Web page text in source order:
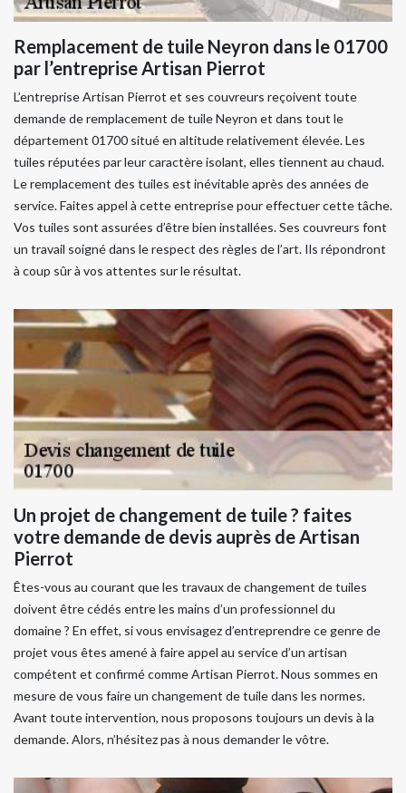
Remplacement de tuile Neyron dans le 01700
par l’entreprise Artisan Pierrot
L’entreprise Artisan Pierrot et ses couvreurs reçoivent toute
demande de remplacement de tuile Neyron et dans tout le
département 01700 situé en altitude relativement élevée. Les
tuiles réputées par leur caractère isolant, elles tiennent au chaud.
Le remplacement des tuiles est inévitable après des années de
service. Faites appel à cette entreprise pour effectuer cette tâche.
Vos tuiles sont assurées d’être bien installées. Ses couvreurs font
un travail soigné dans le respect des règles de l’art. Ils répondront
à coup sûr à vos attentes sur le résultat.
Un projet de changement de tuile ? faites
votre demande de devis auprès de Artisan
Pierrot
Êtes-vous au courant que les travaux de changement de tuiles
doivent être cédés entre les mains d’un professionnel du
domaine ? En effet, si vous envisagez d’entreprendre ce genre de
projet vous êtes amené à faire appel au service d’un artisan
compétent et confirmé comme Artisan Pierrot. Nous sommes en
mesure de vous faire un changement de tuile dans les normes.
Avant toute intervention, nous proposons toujours un devis à la
demande. Alors, n’hésitez pas à nous demander le vôtre.